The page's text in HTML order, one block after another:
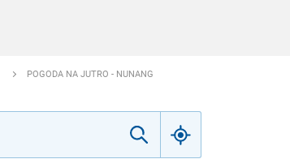
POGODA NA JUTRO - NUNANG